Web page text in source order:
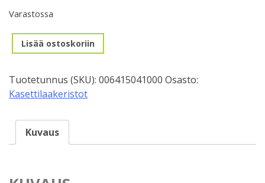
Varastossa
Keskiö/Sram
BB30
10A
määrä
Lisää ostoskoriin
Tuotetunnus (SKU): 006415041000 Osasto:
Kasettilaakeristot
Kuvaus